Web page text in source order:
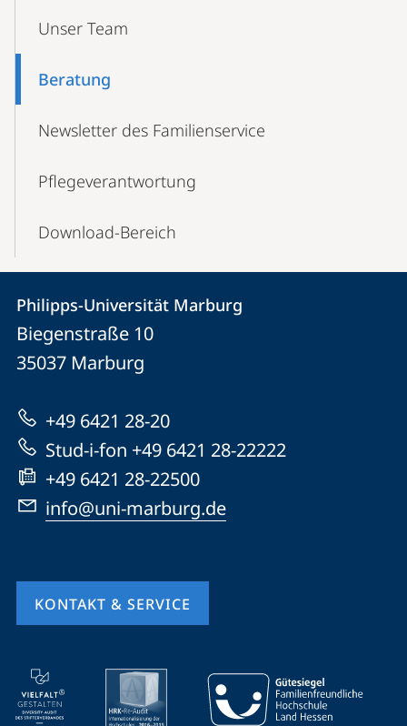
Unser Team
Beratung
Newsletter des Familienservice
Pflege­verantwortung
Download-Bereich
Kontakt
und
Informationen
zur
Website
Kontaktinformationen
Philipps-
Universität
Philipps-Universität Marburg
Biegenstraße 10
35037 Marburg
+49 6421 28-20
Stud-i-fon +49 6421 28-22222
+49 6421 28-22500
info@uni-marburg.de
KONTAKT & SERVICE
Mobile-
Service-